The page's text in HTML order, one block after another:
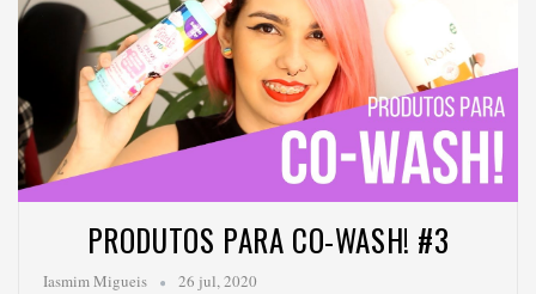
PRODUTOS PARA CO-WASH! #3
Iasmim Migueis 26 jul, 2020